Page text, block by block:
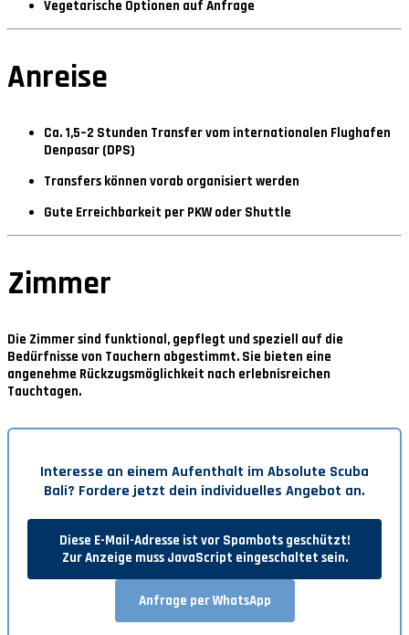
Vegetarische Optionen auf Anfrage
Anreise
Ca. 1,5–2 Stunden Transfervom internationalen Flughafen
Denpasar (DPS)
Transfers können vorab organisiert werden
Gute Erreichbarkeit per PKW oder Shuttle
Zimmer
Die Zimmer sind funktional, gepflegt und speziell auf die
Bedürfnisse von Tauchern abgestimmt. Sie bieten eine
angenehme Rückzugsmöglichkeit nach erlebnisreichen
Tauchtagen.
Interesse an einem Aufenthalt im Absolute Scuba
Bali? Fordere jetzt dein individuelles Angebot an.
Diese E-Mail-Adresse ist vor Spambots geschützt!
Zur Anzeige muss JavaScript eingeschaltet sein.
Anfrage per WhatsApp